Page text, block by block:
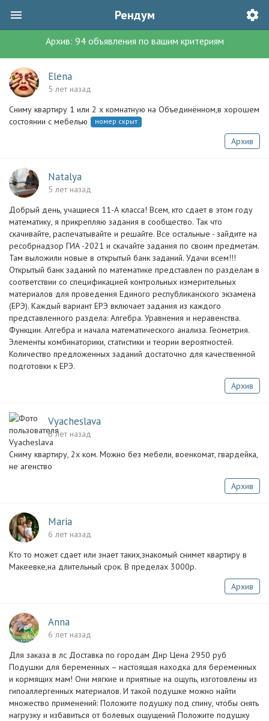
Рендум
Архив: 94объявления по вашим критериям
Elena
5 лет назад
Сниму квартиру 1 или 2 х комнатную на Объединённом,в хорошем
состоянии с мебелью
номер скрыт
Архив
Natalya
5 лет назад
Добрый день, учащиеся 11-А класса! Всем, кто сдает в этом году
математику, я прикрепляю задания в сообщество. Так что
скачивайте, распечатывайте и решайте. Все остальные - зайдите на
ресобрнадзор ГИА -2021 и скачайте задания по своим предметам.
Там выложили новые в открытый банк заданий. Удачи всем!!!
Открытый банк заданий по математике представлен по разделам в
соответствии со спецификацией контрольных измерительных
материалов для проведения Единого республиканского экзамена
(ЕРЭ). Каждый вариант ЕРЭ включает задания из каждого
представленного раздела: Алгебра. Уравнения и неравенства.
Функции. Алгебра и начала математического анализа. Геометрия.
Элементы комбинаторики, статистики и теории вероятностей.
Количество предложенных заданий достаточно для качественной
подготовки к ЕРЭ.
Архив
Vyacheslava
6 лет назад
Сниму квартиру, 2х ком. Можно без мебели, военкомат, гвардейка,
не агенство
Архив
Maria
6 лет назад
Кто то может сдает или знает таких,знакомый снимет квартиру в
Макеевке,на длительный срок. В пределах 3000р.
Архив
Anna
6 лет назад
Для заказа в лс Доставка по городам Днр Цена 2950 руб
Подушки для беременных – настоящая находка для беременных
и кормящих мам! Они мягкие и приятные на ощупь, изготовлены из
гипоаллергенных материалов. И такой подушке можно найти
множество применений: Положите подушку под спину, чтобы снять
нагрузку и избавиться от болевых ощущений Положите подушку